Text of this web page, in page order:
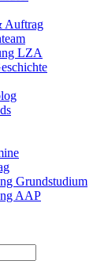
Auftrag
LZA
Grundstudium
AAP